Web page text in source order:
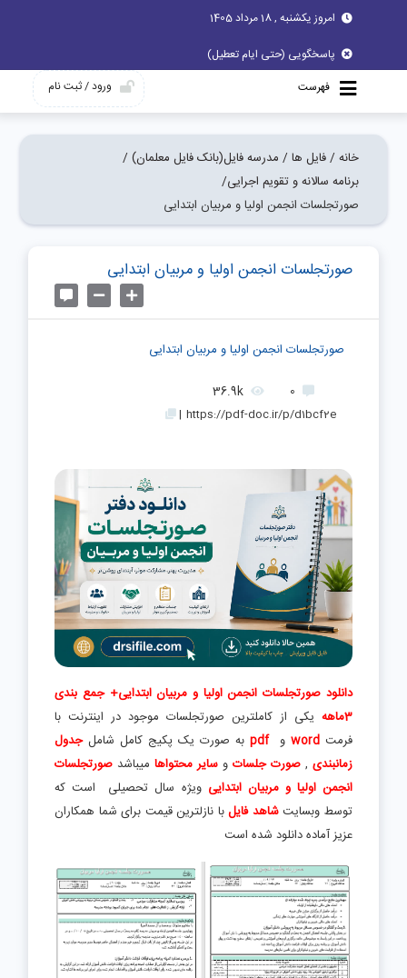
امروز یکشنبه , 18 مرداد 1405
پاسخگویی (حتی ایام تعطیل)
فهرست
ورود / ثبت نام
خانه / فایل ها / مدرسه فایل(بانک فایل معلمان) /
برنامه سالانه و تقویم اجرایی/
صورتجلسات انجمن اولیا و مربیان ابتدایی
صورتجلسات انجمن اولیا و مربیان ابتدایی
صورتجلسات انجمن اولیا و مربیان ابتدایی
0
36.9k
https://pdf-doc.ir/p/d1bcf2e
|
دانلود صورتجلسات انجمن اولیا و مربیان ابتدایی+ جمع بندی
3ماهه
یکی از کاملترین صورتجلسات موجود در اینترنت با
فرمتword وpdf به صورت یک پکیج کامل شاملجدول
زمانبندی ,صورت جلسات و سایر محتواها میباشد صورتجلسات
انجمن اولیا و مربیان ابتداییویژه سال تحصیلی است که
توسط وبسایت شاهد فایل با نازلترین قیمت برای شما همکاران
عزیز آماده دانلود شده است